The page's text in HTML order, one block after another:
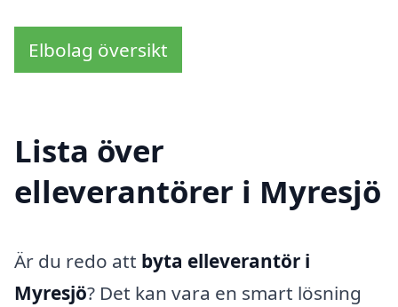
Elbolag översikt
Lista över
elleverantörer i Myresjö
Är du redo att byta elleverantör i
Myresjö? Det kan vara en smart lösning